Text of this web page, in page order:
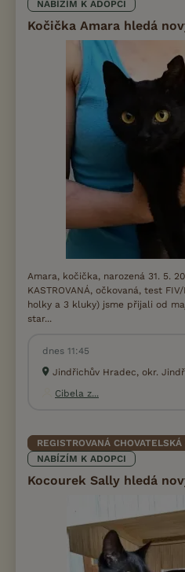
NABÍZÍM K ADOPCI
Kočička Amara hledá
Amara, kočička, narozená 31. 5.
KASTROVANÁ, očkovaná, test
holky a 3 kluky) jsme přijali od
star...
dnes 11:45
Jindřichův Hradec, okr.
Cibela z...
REGISTROVANÁ CHOVATELSKÁ
NABÍZÍM K ADOPCI
Kocourek Sally hledá